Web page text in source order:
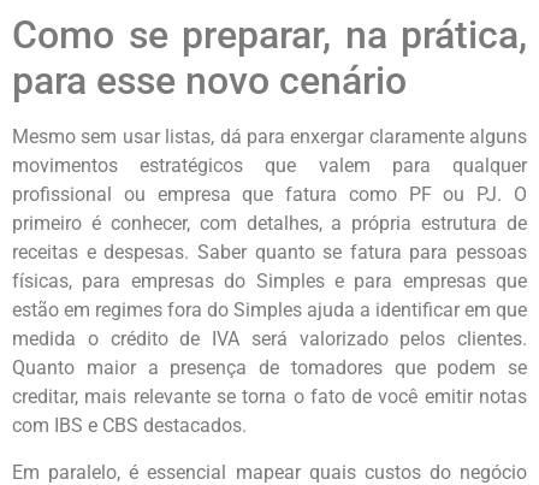
Como se preparar, na prática,
para esse novo cenário
Mesmo sem usar listas, dá para enxergar claramente alguns
movimentos estratégicos que valem para qualquer
profissional ou empresa que fatura como PF ou PJ. O
primeiro é conhecer, com detalhes, a própria estrutura de
receitas e despesas. Saber quanto se fatura para pessoas
físicas, para empresas do Simples e para empresas que
estão em regimes fora do Simples ajuda a identificar em que
medida o crédito de IVA será valorizado pelos clientes.
Quanto maior a presença de tomadores que podem se
creditar, mais relevante se torna o fato de você emitir notas
com IBS e CBS destacados.
Em paralelo, é essencial mapear quais custos do negócio